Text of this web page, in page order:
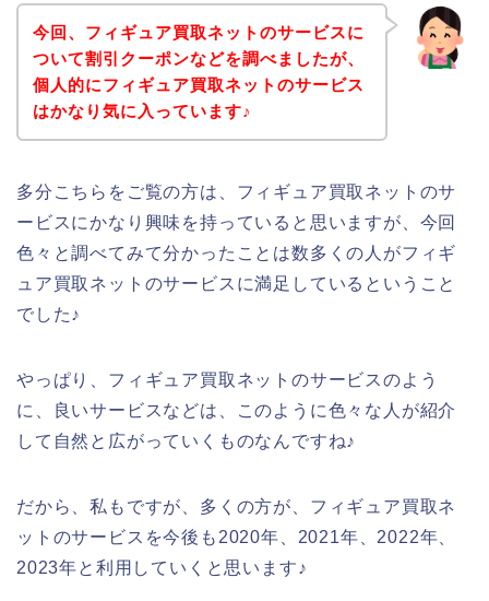
今回、フィギュア買取ネットのサービスに
ついて割引クーポンなどを調べましたが、
個人的にフィギュア買取ネットのサービス
はかなり気に入っています♪
多分こちらをご覧の方は、フィギュア買取ネットのサ
ービスにかなり興味を持っていると思いますが、今回
色々と調べてみて分かったことは数多くの人がフィギ
ュア買取ネットのサービスに満足しているということ
でした♪
やっぱり、フィギュア買取ネットのサービスのよう
に、良いサービスなどは、このように色々な人が紹介
して自然と広がっていくものなんですね♪
だから、私もですが、多くの方が、フィギュア買取ネ
ットのサービスを今後も2020年、2021年、2022年、
2023年と利用していくと思います♪